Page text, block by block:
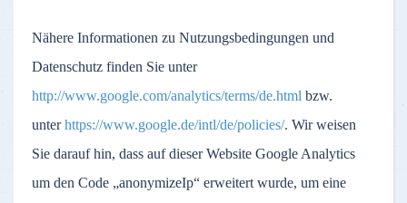
Nähere Informationen zu Nutzungsbedingungen und
Datenschutz finden Sie unter
http://www.google.com/analytics/terms/de.html bzw.
unterhttps://www.google.de/intl/de/policies/. Wir weisen
Sie darauf hin, dass auf dieser Website Google Analytics
um den Code „anonymizeIp“ erweitert wurde, um eine